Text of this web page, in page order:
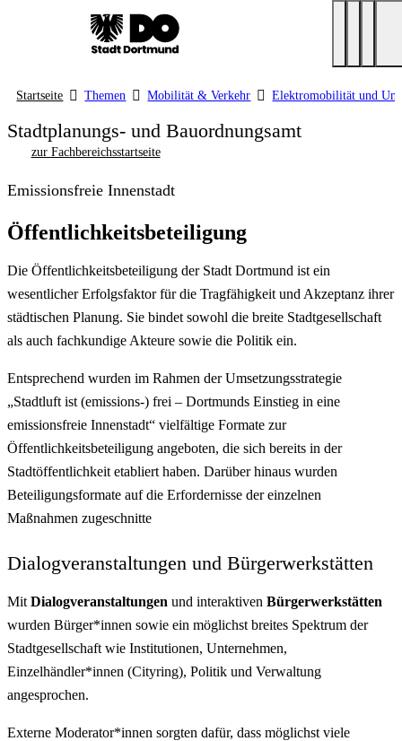
Startseite Themen Mobilität & Verkehr Elektromobilität und
Stadtplanungs- und Bauordnungsamt
zur Fachbereichsstartseite
Emissionsfreie Innenstadt
Öffentlichkeitsbeteiligung
Die Öffentlichkeitsbeteiligung der Stadt Dortmund ist ein
wesentlicher Erfolgsfaktor für die Tragfähigkeit und Akzeptanz ihrer
städtischen Planung. Sie bindet sowohl die breite Stadtgesellschaft
als auch fachkundige Akteure sowie die Politik ein.
Entsprechend wurden im Rahmen der Umsetzungsstrategie
„Stadtluft ist (emissions-) frei – Dortmunds Einstieg in eine
emissionsfreie Innenstadt“ vielfältige Formate zur
Öffentlichkeitsbeteiligung angeboten, die sich bereits in der
Stadtöffentlichkeit etabliert haben. Darüber hinaus wurden
Beteiligungsformate auf die Erfordernisse der einzelnen
Maßnahmen zugeschnitte
Dialogveranstaltungen und Bürgerwerkstätten
Mit Dialogveranstaltungen und interaktiven Bürgerwerkstätten
wurden Bürger*innen sowie ein möglichst breites Spektrum der
Stadtgesellschaft wie Institutionen, Unternehmen,
Einzelhändler*innen (Cityring), Politik und Verwaltung
angesprochen.
Externe Moderator*innen sorgten dafür, dass möglichst viele